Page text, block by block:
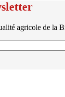
agricole de la